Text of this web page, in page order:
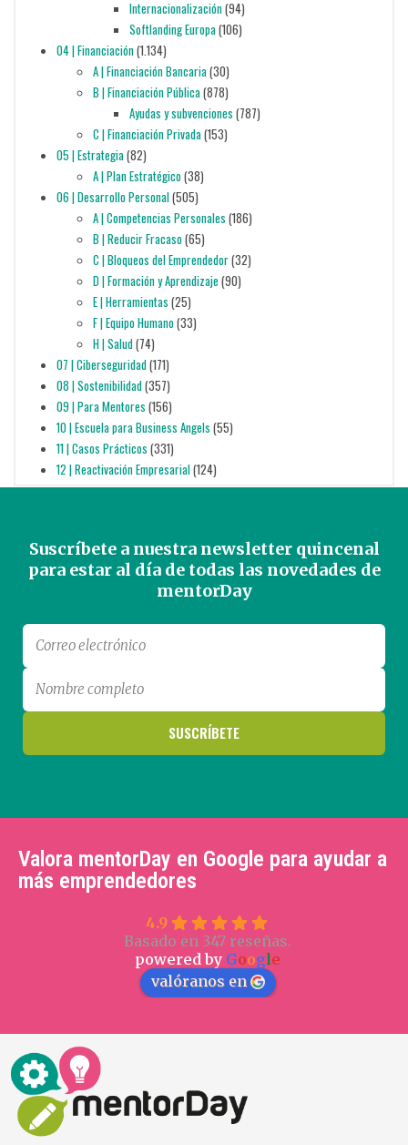
Internacionalización(94)
Softlanding Europa(106)
04 | Financiación(1.134)
A | Financiación Bancaria(30)
B | Financiación Pública(878)
Ayudas y subvenciones (787)
C | Financiación Privada(153)
05 | Estrategia(82)
A | Plan Estratégico(38)
06 | Desarrollo Personal(505)
A | Competencias Personales (186)
B | Reducir Fracaso(65)
C | Bloqueos del Emprendedor(32)
D | Formación y Aprendizaje (90)
E | Herramientas (25)
F | Equipo Humano(33)
H | Salud(74)
07 | Ciberseguridad(171)
08 | Sostenibilidad(357)
09 | Para Mentores (156)
10 | Escuela para Business Angels (55)
11 | Casos Prácticos (331)
12 | Reactivación Empresarial(124)
Suscríbete a nuestra newsletter quincenal
para estar al día de todas las novedades de
mentorDay
Valora mentorDay en Google para ayudar a
más emprendedores
4.9
Basado en 347 reseñas.
powered by Google
valóranos en